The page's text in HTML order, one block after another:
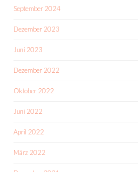
September 2024
Dezember 2023
Juni 2023
Dezember 2022
Oktober 2022
Juni 2022
April 2022
März 2022